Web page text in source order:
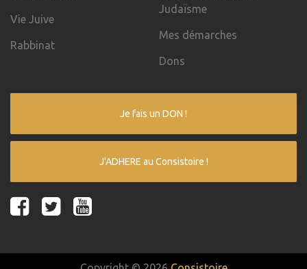
Vie Juive
Rabbinat
Judaïsme
Mes démarches
Dons
Je fais un DON !
J'ADHERE au Consistoire !